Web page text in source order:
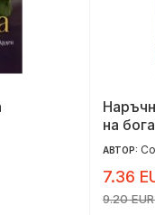
на
АВТОР:
7.36
9.20